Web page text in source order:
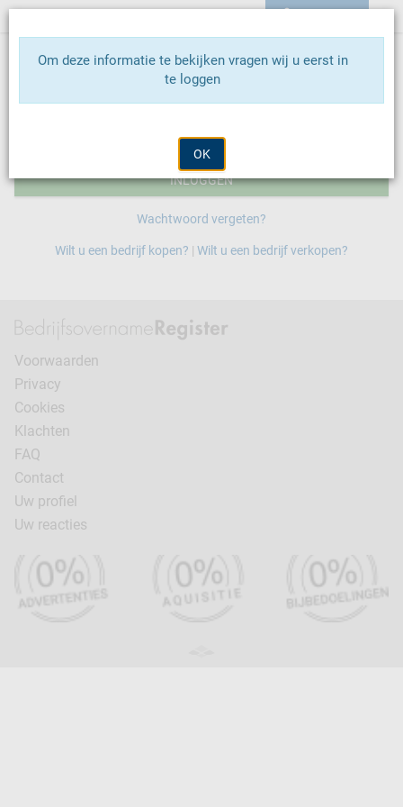
INLOGGEN
Wachtwoord vergeten?
Wilt u een bedrijf kopen? | Wilt u een bedrijf verkopen?
Voorwaarden
Privacy
Cookies
Klachten
FAQ
Contact
Uw profiel
Uw reacties
Om deze informatie te bekijken vragen wij u eerst in
te loggen
OK